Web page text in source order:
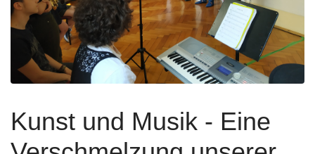
Kunst und Musik - Eine